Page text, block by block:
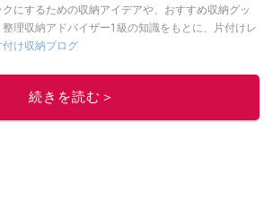
にするための収納アイデアや、おすすめ収納グッ
理収納アドバイザー1級の知識をもとに、片付けレ
付け収納ブログ
このイチオシストの他の記事を読む
続きを読む＞